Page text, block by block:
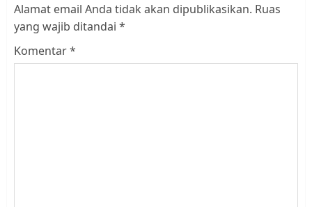
Alamat email Anda tidak akan dipublikasikan. Ruas
yang wajib ditandai *
Komentar*